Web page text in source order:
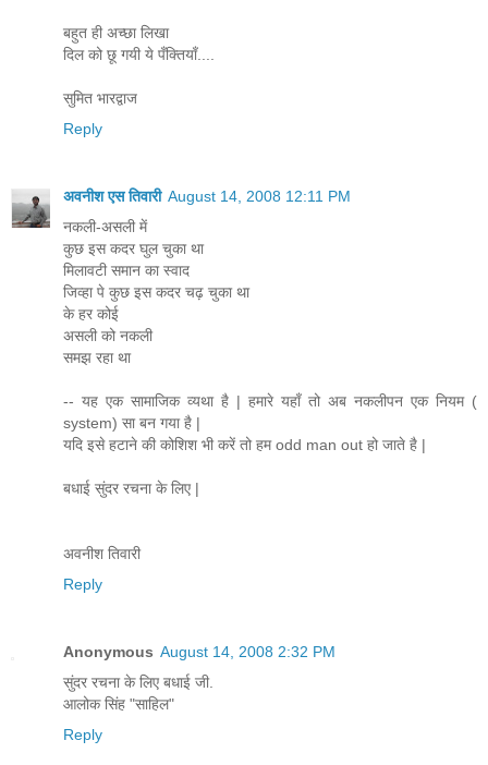
बहुत ही अच्छा लिखा
दिल को छू गयी ये पँक्तियाँ....
सुमित भारद्वाज
Reply
अवनीश एस तिवारी August 14, 2008 12:11 PM
नकली-असली में
कुछ इस कदर घुल चुका था
मिलावटी समान का स्वाद
जिव्हा पे कुछ इस कदर चढ़ चुका था
के हर कोई
असली को नकली
समझ रहा था
-- यह एक सामाजिक व्यथा है | हमारे यहाँ तो अब नकलीपन एक नियम (
system) सा बन गया है |
यदि इसे हटाने की कोशिश भी करें तो हम odd man out हो जाते है |
बधाई सुंदर रचना के लिए |
अवनीश तिवारी
Reply
Anonymous August 14, 2008 2:32 PM
सुंदर रचना के लिए बधाई जी.
आलोक सिंह "साहिल"
Reply